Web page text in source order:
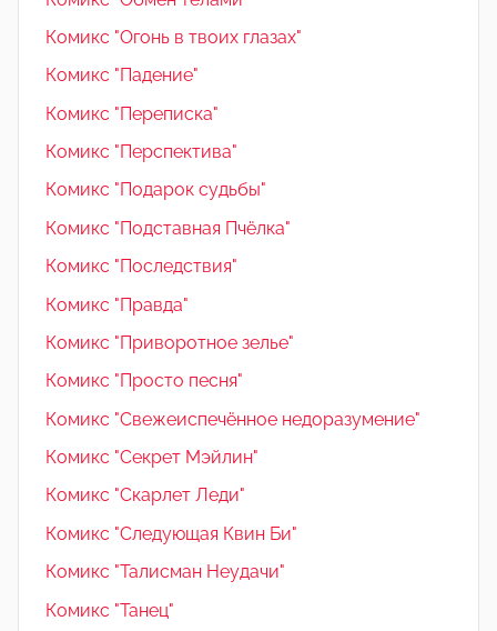
Комикс "Огонь в твоих глазах"
Комикс "Падение"
Комикс "Переписка"
Комикс "Перспектива"
Комикс "Подарок судьбы"
Комикс "Подставная Пчёлка"
Комикс "Последствия"
Комикс "Правда"
Комикс "Приворотное зелье"
Комикс "Просто песня"
Комикс "Свежеиспечённое недоразумение"
Комикс "Секрет Мэйлин"
Комикс "Скарлет Леди"
Комикс "Следующая Квин Би"
Комикс "Талисман Неудачи"
Комикс "Танец"